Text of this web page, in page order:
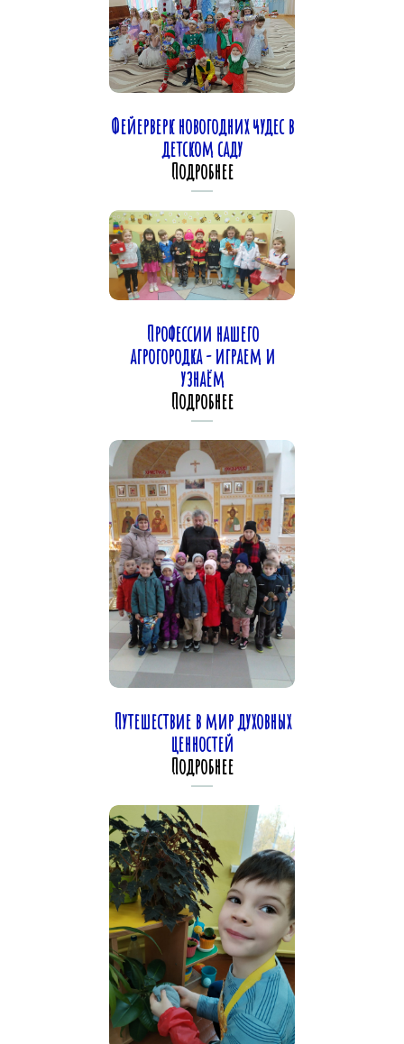
Фейерверк новогодних чудес в
детском саду
Подробнее
Профессии нашего
агрогородка - играем и
узнаём
Подробнее
Путешествие в мир духовных
ценностей
Подробнее